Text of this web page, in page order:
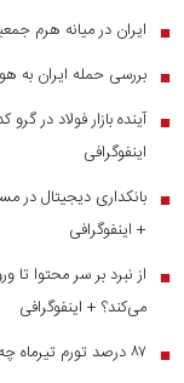
■ ایران در میانه هرم
■ بررسی حمله ایران به
■ آینده بازار فولاد در
اینفوگرافی
■ بانکداری دیجیتال در
+ اینفوگرافی
■
می‌کند؟ + اینفوگرافی
■ ۸۷ درصد تورم تیرماه چه پیامی به دنبال دارد؟